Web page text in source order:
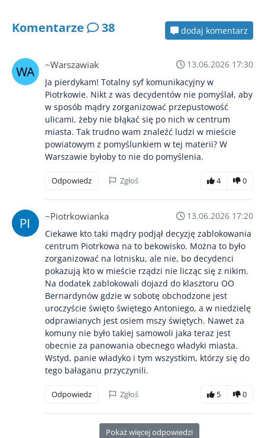
Komentarze 38 dodaj komentarz
~Warszawiak
13.06.2026 17:30
Ja pierdykam! Totalny syf komunikacyjny w
Piotrkowie. Nikt z was decydentów nie pomyślał, aby
w sposób mądry zorganizować przepustowość
ulicami, żeby nie błąkać się po nich w centrum
miasta. Tak trudno wam znaleźć ludzi w mieście
powiatowym z pomyślunkiem w tej materii? W
Warszawie byłoby to nie do pomyślenia.
Odpowiedz Zgłoś 4 0
~Piotrkowianka
13.06.2026 17:20
Ciekawe kto taki mądry podjął decyzję zablokowania
centrum Piotrkowa na to bekowisko. Można to było
zorganizować na lotnisku, ale nie, bo decydenci
pokazują kto w mieście rządzi nie licząc się z nikim.
Na dodatek zablokowali dojazd do klasztoru OO
Bernardynów gdzie w sobotę obchodzone jest
uroczyście święto świętego Antoniego, a w niedzielę
odprawianych jest osiem mszy świętych. Nawet za
komuny nie było takiej samowoli jaka teraz jest
obecnie za panowania obecnego władyki miasta.
Wstyd, panie władyko i tym wszystkim, którzy się do
tego bałaganu przyczynili.
Odpowiedz Zgłoś 5 0
Pokaż więcej odpowiedzi